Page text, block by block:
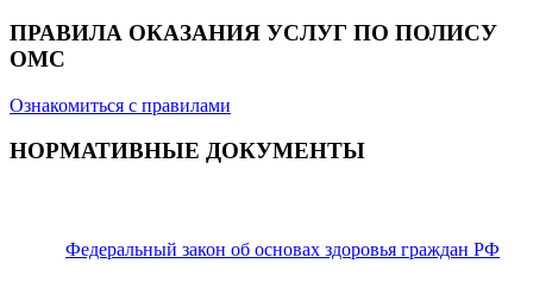
ПРАВИЛА ОКАЗАНИЯ УСЛУГ ПО ПОЛИСУ
ОМС
Ознакомиться с правилами
НОРМАТИВНЫЕ ДОКУМЕНТЫ
Федеральный закон об основах здоровья граждан РФ